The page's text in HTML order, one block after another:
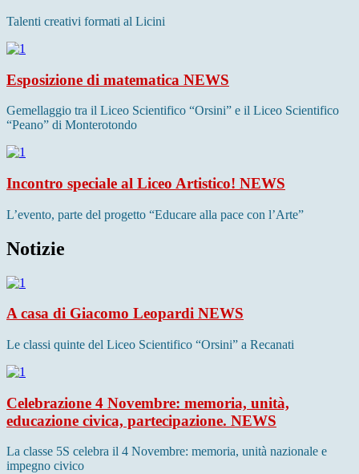
Talenti creativi formati al Licini
Esposizione di matematica NEWS
Gemellaggio tra il Liceo Scientifico “Orsini” e il Liceo Scientifico
“Peano” di Monterotondo
Incontro speciale al Liceo Artistico! NEWS
L’evento, parte del progetto “Educare alla pace con l’Arte”
Notizie
A casa di Giacomo Leopardi NEWS
Le classi quinte del Liceo Scientifico “Orsini” a Recanati
Celebrazione 4 Novembre: memoria, unità,
educazione civica, partecipazione. NEWS
La classe 5S celebra il 4 Novembre: memoria, unità nazionale e
impegno civico